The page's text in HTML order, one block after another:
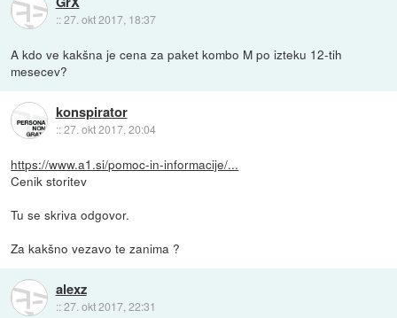
::27. okt 2017, 18:37
A kdo ve kakšna je cena za paket kombo M po izteku 12-tih
mesecev?
konspirator
::27. okt 2017, 20:04
https://www.a1.si/pomoc-in-informacije/...
Cenik storitev
Tu se skriva odgovor.
Za kakšno vezavo te zanima ?
alexz
::27. okt 2017, 22:31